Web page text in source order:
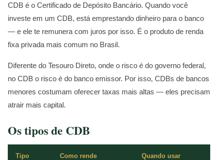
CDB é o Certificado de Depósito Bancário. Quando você
investe em um CDB, está emprestando dinheiro para o banco
— e ele te remunera com juros por isso. É o produto de renda
fixa privada mais comum no Brasil.
Diferente do Tesouro Direto, onde o risco é do governo federal,
no CDB o risco é do banco emissor. Por isso, CDBs de bancos
menores costumam oferecer taxas mais altas — eles precisam
atrair mais capital.
Os tipos de CDB
Tipo Como rende Quando usar